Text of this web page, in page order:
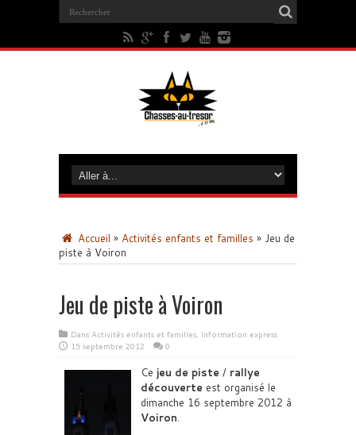
Accueil » Activités enfants et familles » Jeu de
piste à Voiron
Jeu de piste à Voiron
Dans Activités enfants et familles, Information express
15 septembre 2012
0
Ce jeu de piste / rallye
découverte est organisé le
dimanche 16 septembre 2012 à
Voiron.